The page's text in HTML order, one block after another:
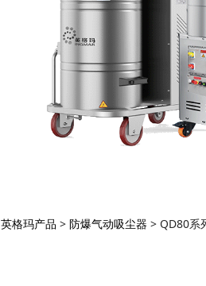
QD80系列单
英格玛产品 > 防爆气动吸尘器 > QD80系